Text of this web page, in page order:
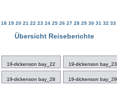
18 19 20 21 22 23 24 25 26 27 28 29 30 31 32 33
Übersicht Reiseberichte
19-dickenson bay_22 19-dickenson bay_23
19-dickenson bay_28
19-dickenson bay_29